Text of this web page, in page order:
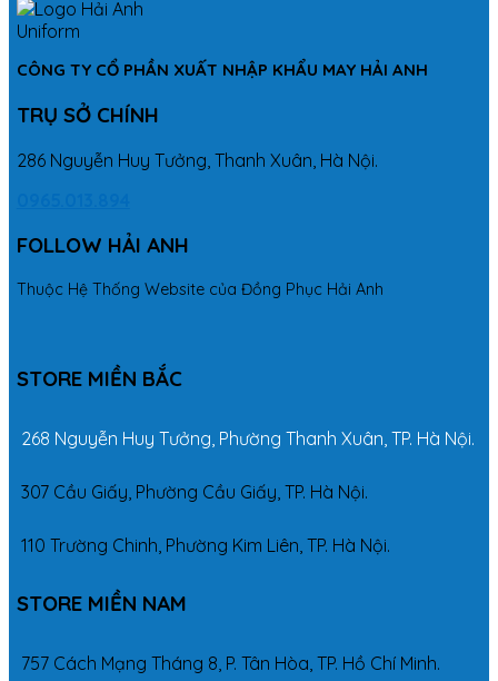
CÔNG TY CỔ PHẦN XUẤT NHẬP KHẨU MAY HẢI ANH
TRỤ SỞ CHÍNH
286 Nguyễn Huy Tưởng, Thanh Xuân, Hà Nội.
FOLLOW HẢI ANH
Thuộc Hệ Thống Website của Đồng Phục Hải Anh
STORE MIỀN BẮC
268 Nguyễn Huy Tưởng, Phường Thanh Xuân, TP. Hà Nội.
307 Cầu Giấy, Phường Cầu Giấy, TP. Hà Nội.
110 Trường Chinh, Phường Kim Liên, TP. Hà Nội.
STORE MIỀN NAM
757 Cách Mạng Tháng 8, P. Tân Hòa, TP. Hồ Chí Minh.